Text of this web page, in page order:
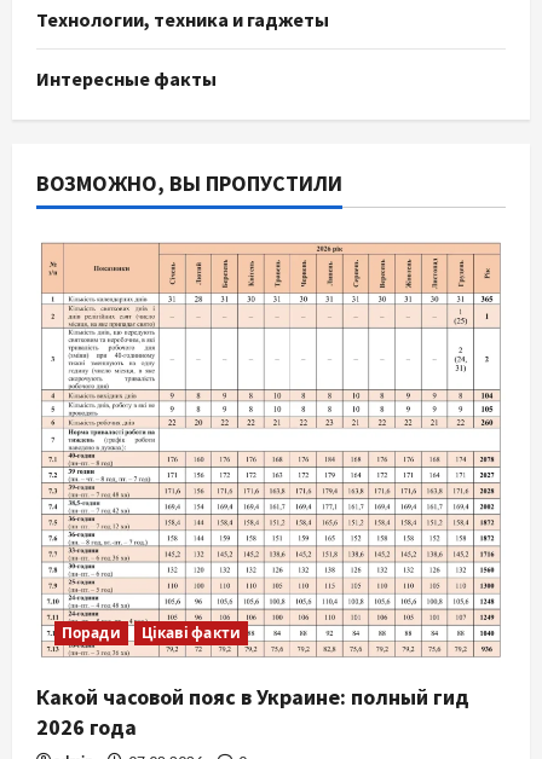
Технологии, техника и гаджеты
Интересные факты
ВОЗМОЖНО, ВЫ ПРОПУСТИЛИ
Поради Цікаві факти
Какой часовой пояс в Украине: полный гид
2026 года